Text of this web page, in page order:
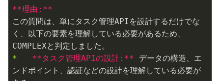
**理由:**
この質問は、単にタスク管理APIを設計するだけでな
く、以下の要素を理解している必要があるため、
* **タスク管理APIの設計:** データの構造、エ
ンドポイント、認証などの設計を理解している必要が